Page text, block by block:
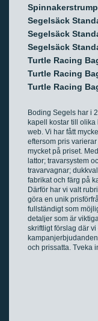
Segelsäck
Segelsäck
Segelsäck
Turtle Racing
Turtle Racing
Turtle Racing
Boding Segels har i
kapell kostar till
web. Vi har fått
eftersom pris
mycket på priset.
lattor; travarsystem
travarvagnar;
fabrikat och färg på
Därför har vi valt
göra en unik
fullständigt som
detaljer som är
skriftligt förslag där
och prissatta. Tveka